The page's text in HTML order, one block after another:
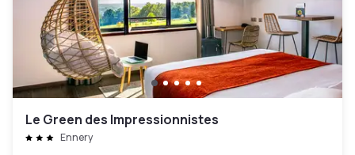
Le Green des Impressionnistes
Ennery